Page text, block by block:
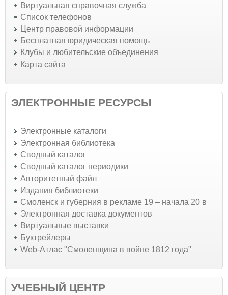
Виртуальная справочная служба
Список телефонов
Центр правовой информации
Бесплатная юридическая помощь
Клубы и любительские объединения
Карта сайта
ЭЛЕКТРОННЫЕ РЕСУРСЫ
Электронные каталоги
Электронная библиотека
Сводный каталог
Сводный каталог периодики
Авторитетный файл
Издания библиотеки
Смоленск и губерния в рекламе 19 – начала 20 в
Электронная доставка документов
Виртуальные выставки
Буктрейлеры
Web-Атлас "Смоленщина в войне 1812 года"
УЧЕБНЫЙ ЦЕНТР